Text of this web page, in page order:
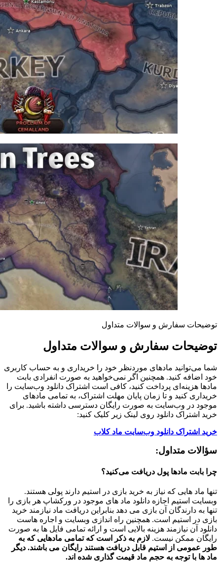
توضیحات سفارش و سوالات متداول
توضیحات سفارش و سوالات متداول
شما می‌توانید مادهای موردنظر خود را خریداری و به حساب کاربری
خود اضافه کنید. همچنین اگر نمی‌خواهید به صورت انفرادی بابت
مادها هزینه‌ای پرداخت کنید، کافی است اشتراک دانلود وب‌سایت را
خریداری کنید و تا زمان پایان مهلت اشتراک، به تمامی مادهای
موجود در وب‌سایت به صورت رایگان دسترسی داشته باشید. برای
خرید اشتراک دانلود روی لینک زیر کلیک کنید:
خرید اشتراک دانلود وب‌سایت ماد کلاب
سؤالات متداول:
چرا بابت مادها پول دریافت می‌کنید؟
تنها ماد هایی که نیاز به خرید بازی در استیم دارند پولی هستند.
وبسایت استیم اجازه دانلود ماد های موجود در ورکشاپ هر بازی را
تنها به دارندگان آن بازی می دهد بنابراین دریافت ماد نیازمند خرید
بازی در استیم است. همچنین راه اندازی وبسایت و اجاره هاست
دانلود آن نیازمند هزینه بالایی است و ارائه تمامی فایل ها به صورت
رایگان ممکن نیست. لازم به ذکر است که تمامی مادهایی که به
طور عمومی از استیم قابل دریافت هستند رایگان می باشند. دیگر
ماد ها با توجه به حجم ماد قیمت گذاری شده اند.